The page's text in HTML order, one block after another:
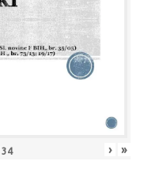
34 › »